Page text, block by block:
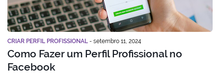
CRIAR PERFIL PROFISSIONAL - setembro 11, 2024
Como Fazer um Perfil Profissional no
Facebook